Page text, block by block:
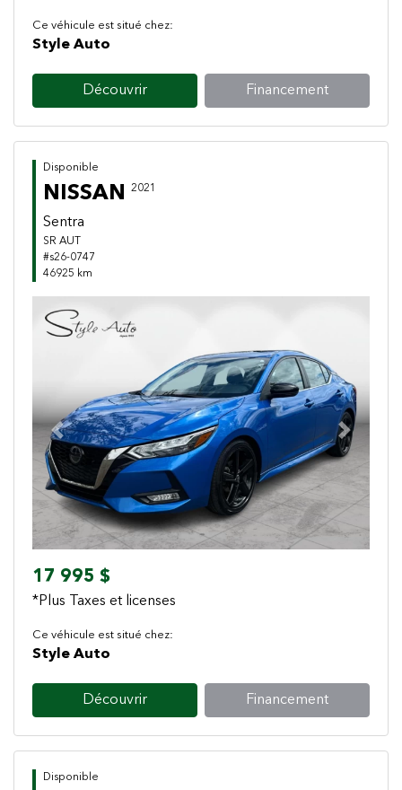
Ce véhicule est situé chez:
Style Auto
Découvrir Financement
Disponible
NISSAN 2021
Sentra
SR AUT
#s26-0747
46925 km
Previous Next
17 995 $
*Plus Taxes et licenses
Ce véhicule est situé chez:
Style Auto
Découvrir Financement
Disponible